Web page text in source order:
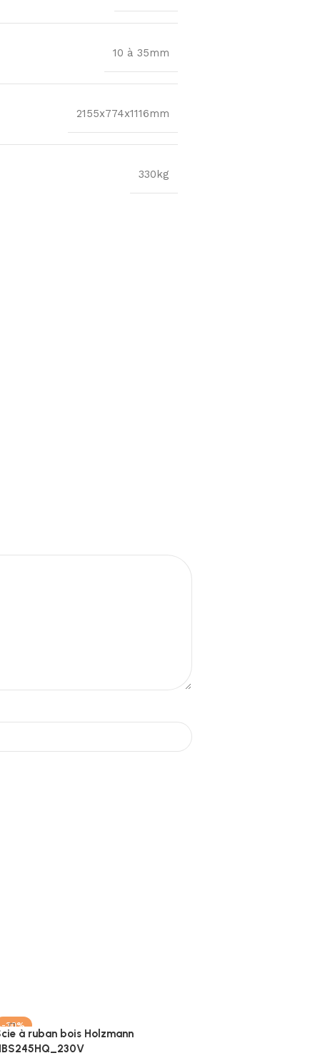
10 à 35mm
2155x774x1116mm
330kg
-30%
à ruban bois Holzmann